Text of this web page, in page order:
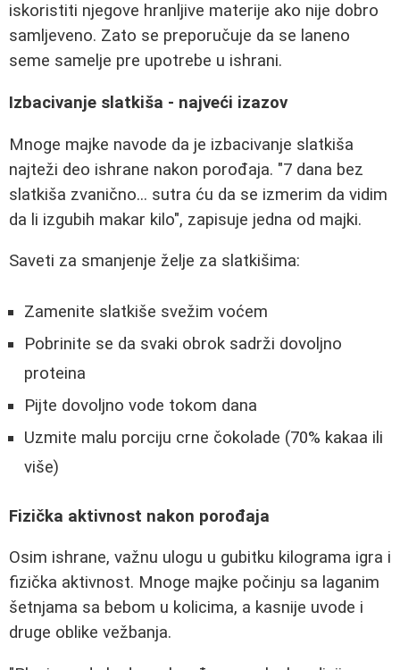
iskoristiti njegove hranljive materije ako nije dobro
samljeveno. Zato se preporučuje da se laneno
seme samelje pre upotrebe u ishrani.
Izbacivanje slatkiša - najveći izazov
Mnoge majke navode da je izbacivanje slatkiša
najteži deo ishrane nakon porođaja. "7 dana bez
slatkiša zvanično... sutra ću da se izmerim da vidim
da li izgubih makar kilo", zapisuje jedna od majki.
Saveti za smanjenje želje za slatkišima:
Zamenite slatkiše svežim voćem
Pobrinite se da svaki obrok sadrži dovoljno
proteina
Pijte dovoljno vode tokom dana
Uzmite malu porciju crne čokolade (70% kakaa ili
više)
Fizička aktivnost nakon porođaja
Osim ishrane, važnu ulogu u gubitku kilograma igra i
fizička aktivnost. Mnoge majke počinju sa laganim
šetnjama sa bebom u kolicima, a kasnije uvode i
druge oblike vežbanja.